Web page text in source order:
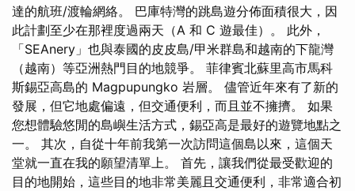
達的航班/渡輪網絡。 巴庫特灣的跳島遊分佈面積很大，因
此計劃至少在那裡度過兩天（A 和 C 遊最佳）。 此外，
「SEAnery」也與泰國的皮皮島/甲米群島和越南的下龍灣
（越南）等亞洲熱門目的地競爭。 菲律賓北蘇里高市馬科
斯錫亞高島的 Magpupungko 岩層。 儘管近年來有了新的
發展，但它地處偏遠，但交通便利，而且並不擁擠。 如果
您想體驗悠閒的島嶼生活方式，錫亞高是最好的遊覽地點之
一。 其次，自從十年前我第一次訪問這個島以來，這個天
堂就一直在我的願望清單上。 首先，讓我們從最受歡迎的
目的地開始，這些目的地非常美麗且交通便利，非常適合初